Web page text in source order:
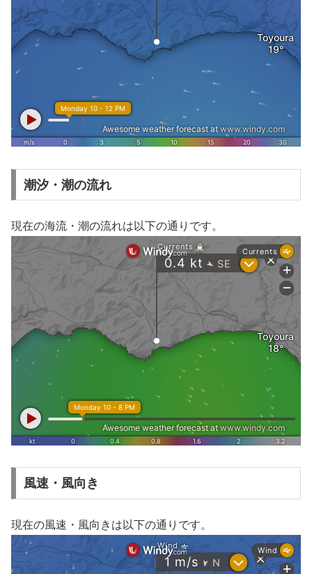
潮汐・潮の流れ
現在の海流・潮の流れは以下の通りです。
風速・風向き
現在の風速・風向きは以下の通りです。